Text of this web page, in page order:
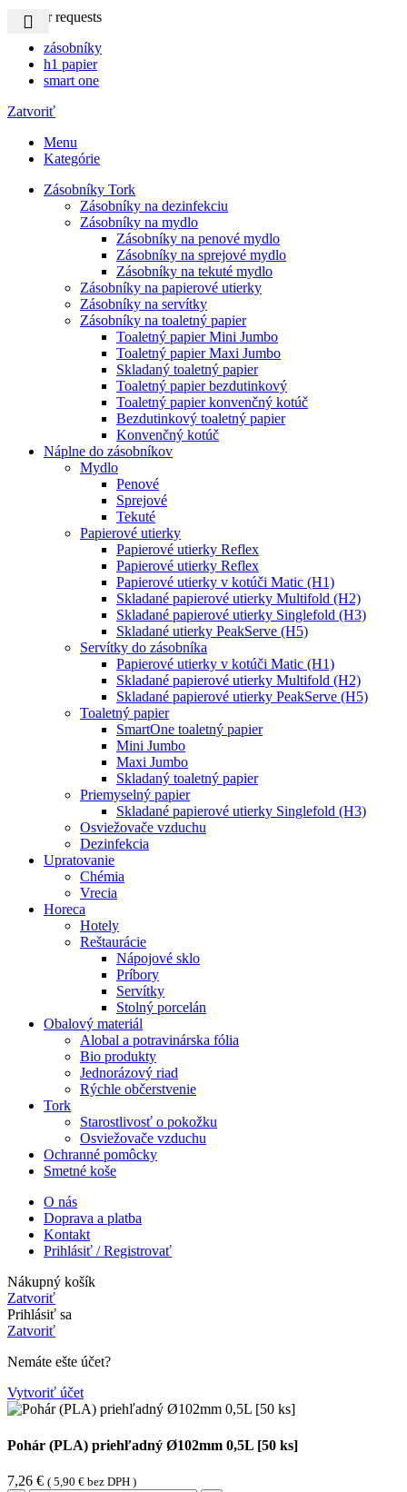
Popular requests
zásobníky
h1 papier
smart one
Zatvoriť
Menu
Kategórie
Zásobníky Tork
Zásobníky na dezinfekciu
Zásobníky na mydlo
Zásobníky na penové mydlo
Zásobníky na sprejové mydlo
Zásobníky na tekuté mydlo
Zásobníky na papierové utierky
Zásobníky na servítky
Zásobníky na toaletný papier
Toaletný papier Mini Jumbo
Toaletný papier Maxi Jumbo
Skladaný toaletný papier
Toaletný papier bezdutinkový
Toaletný papier konvenčný kotúč
Bezdutinkový toaletný papier
Konvenčný kotúč
Náplne do zásobníkov
Mydlo
Penové
Sprejové
Tekuté
Papierové utierky
Papierové utierky Reflex
Papierové utierky Reflex
Papierové utierky v kotúči Matic (H1)
Skladané papierové utierky Multifold (H2)
Skladané papierové utierky Singlefold (H3)
Skladané utierky PeakServe (H5)
Servítky do zásobníka
Papierové utierky v kotúči Matic (H1)
Skladané papierové utierky Multifold (H2)
Skladané papierové utierky PeakServe (H5)
Toaletný papier
SmartOne toaletný papier
Mini Jumbo
Maxi Jumbo
Skladaný toaletný papier
Priemyselný papier
Skladané papierové utierky Singlefold (H3)
Osviežovače vzduchu
Dezinfekcia
Upratovanie
Chémia
Vrecia
Horeca
Hotely
Reštaurácie
Nápojové sklo
Príbory
Servítky
Stolný porcelán
Obalový materiál
Alobal a potravinárska fólia
Bio produkty
Jednorázový riad
Rýchle občerstvenie
Tork
Starostlivosť o pokožku
Osviežovače vzduchu
Ochranné pomôcky
Smetné koše
O nás
Doprava a platba
Kontakt
Prihlásiť / Registrovať
Nákupný košík
Zatvoriť
Prihlásiť sa
Zatvoriť
Nemáte ešte účet?
Vytvoriť účet
Pohár (PLA) priehľadný Ø102mm 0,5L [50 ks]
7,26 € ( 5,90 € bez DPH )